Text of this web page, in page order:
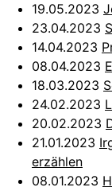
19.05.2023
23.04.2023
14.04.2023
08.04.2023
18.03.2023
24.02.2023
20.02.2023
21.01.2023
erzählen
08.01.2023